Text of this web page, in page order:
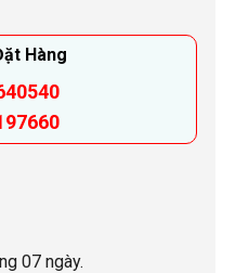
Hàng
07 ngày.